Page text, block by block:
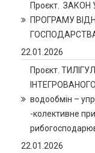
Проєкт.
ПРОГРАМУ
22.01.2026
Проєкт.
водообмін –
-колективне
22.01.2026